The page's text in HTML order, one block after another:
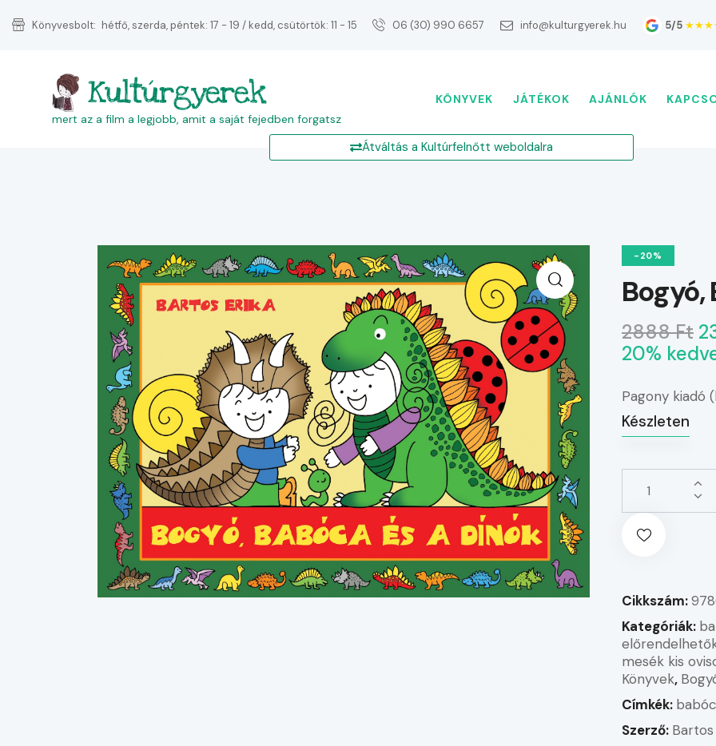
Könyvesbolt: hétfő, szerda, péntek: 17 - 19 / kedd, csütörtök: 11 - 15 06 (30) 990 6657 info@kulturgyerek.hu 5/5
Kultúrgyerek
mert az a film a legjobb, amit a saját fejedben forgatsz
KÖNYVEK JÁTÉKOK AJÁNLÓK
Átváltás a Kultúrfelnőtt weboldalra
-20%
Bogyó,
2888 Ft
20%
Pagony kiadó
Készleten
Cikkszám:
Kategóriák:
mesék kis
Könyvek,
Címkék:
Szerző: